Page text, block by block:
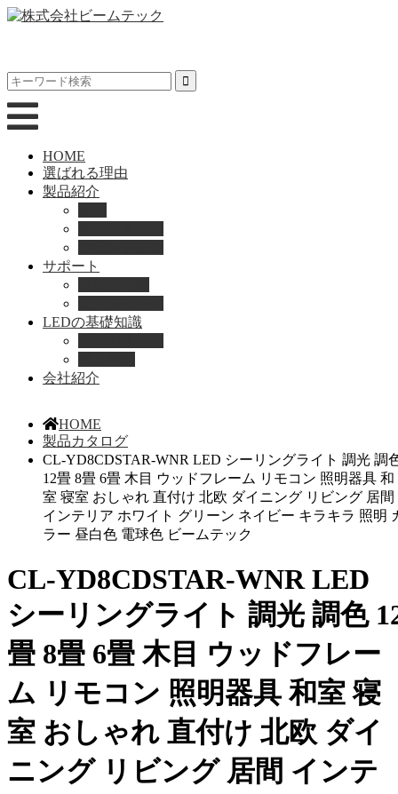
HOME
選ばれる理由
製品紹介
サポート
LEDの基礎知識
会社紹介
HOME
製品カタログ
CL-YD8CDSTAR-WNR LED シーリングライト 調光 調
12畳 8畳 6畳 木目 ウッドフレーム リモコン 照明器具 和
室 寝室 おしゃれ 直付け 北欧 ダイニング リビング 居間
インテリア ホワイト グリーン ネイビー キラキラ 照明
ラー 昼白色 電球色 ビームテック
CL-YD8CDSTAR-WNR LED
シーリングライト 調光 調色
畳 8畳 6畳 木目 ウッドフレー
ム リモコン 照明器具 和室 寝
室 おしゃれ 直付け 北欧 ダイ
ニング リビング 居間 インテ